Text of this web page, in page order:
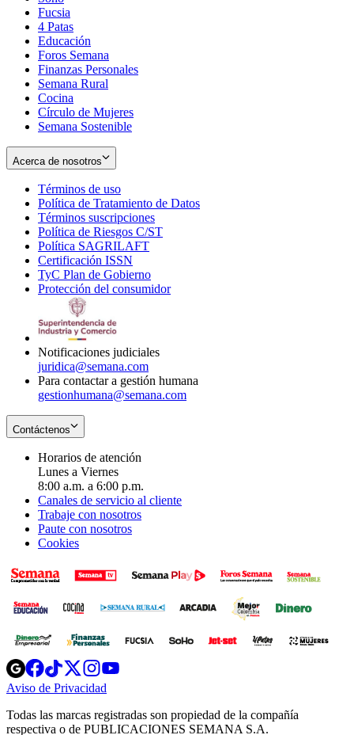
in
new
window
Fucsia
in
new
window
4 Patas
Educación
Foros Semana
Finanzas Personales
Semana Rural
Cocina
Círculo de Mujeres
Semana Sostenible
Acerca de nosotros
Términos de uso
in
new
window
Política de Tratamiento de Datos
Términos suscripciones
in
Política de Riesgos C/ST
Política SAGRILAFT
new
window
Certificación ISSN
in
new
TyC Plan de Gobierno
in
Protección del consumidorOpens
Notificaciones judiciales
juridica@semana.com
Para contactar a gestión humana
gestionhumana@semana.com
Contáctenos
Horarios de atención
Lunes a Viernes
8:00 a.m. a 6:00 p.m.
Canales de servicio al cliente
Trabaje con nosotros
Paute con nosotros
Cookies
Opens
in
new
Opens
in
new
Opens
in
new
window
Opens
new
windowwindow
Aviso de Privacidad
new
window
Todas las marcas registradas son propiedad de la compañía
respectiva o de PUBLICACIONES SEMANA S.A.